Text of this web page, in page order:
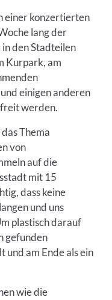
einer konzertierten
lang der
den Stadteilen
Kurpark, am
einigen anderen
werden.
Thema
von
auf die
mit 15
dass keine
und uns
plastisch darauf
gefunden
und am Ende als ein
wie die